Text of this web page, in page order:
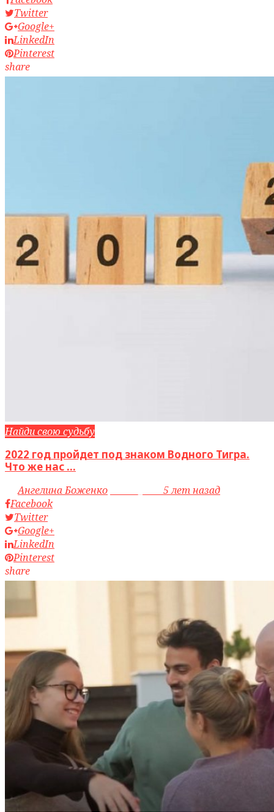
Twitter
Google+
LinkedIn
Pinterest
share
Найди свою судьбу
2022 год пройдет под знаком Водного Тигра.
Что же нас ...
byАнгелина Боженко
5 лет назад
Facebook
Twitter
Google+
LinkedIn
Pinterest
share